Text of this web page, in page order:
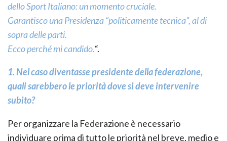
dello Sport Italiano: un momento cruciale.
Garantisco una Presidenza “politicamente tecnica”, al di
sopra delle parti.
Ecco perché mi candido.“.
1. Nel caso diventasse presidente della federazione,
quali sarebbero le priorità dove si deve intervenire
subito?
Per organizzare la Federazione è necessario
individuare prima di tutto le priorità nel breve, medio e